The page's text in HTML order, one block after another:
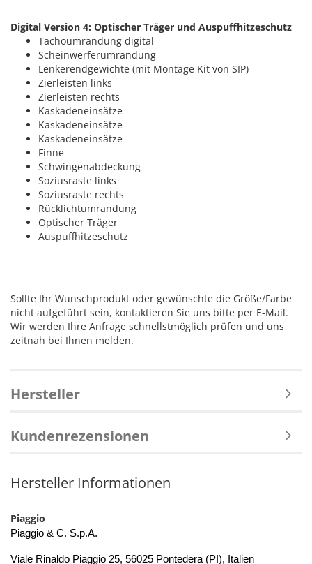
Digital Version 4: Optischer Träger und Auspuffhitzeschutz
Tachoumrandung digital
Scheinwerferumrandung
Lenkerendgewichte (mit Montage Kit von SIP)
Zierleisten links
Zierleisten rechts
Kaskadeneinsätze
Kaskadeneinsätze
Kaskadeneinsätze
Finne
Schwingenabdeckung
Soziusraste links
Soziusraste rechts
Rücklichtumrandung
Optischer Träger
Auspuffhitzeschutz
Sollte Ihr Wunschprodukt oder gewünschte die Größe/Farbe
nicht aufgeführt sein, kontaktieren Sie uns bitte per E-Mail.
Wir werden Ihre Anfrage schnellstmöglich prüfen und uns
zeitnah bei Ihnen melden.
Hersteller
Kundenrezensionen
Hersteller Informationen
Piaggio
Piaggio & C. S.p.A.
Viale Rinaldo Piaggio 25, 56025 Pontedera (PI), Italien